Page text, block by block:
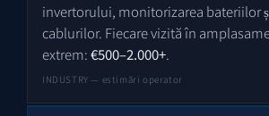
invertorului, monitorizarea bateriilor
cablurilor. Fiecare vizită în
extrem:€500–2.000+.
INDUSTRY — estimări operator